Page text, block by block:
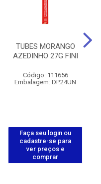
TUBES MORANGO
AZEDINHO 27G FINI
Código: 111656
Embalagem: DP.24UN
Faça seu login ou
cadastre-se para
ver preços e
comprar